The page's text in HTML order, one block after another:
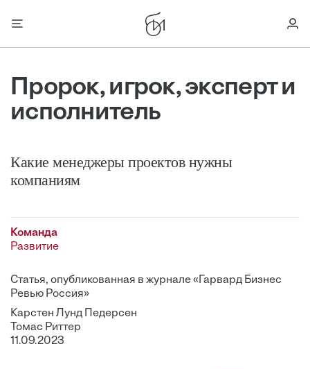
Пророк, игрок, эксперт и
исполнитель
Какие менеджеры проектов нужны
компаниям
Команда
Развитие
Статья, опубликованная в журнале «Гарвард Бизнес
Ревью Россия»
Карстен Лунд Педерсен
Томас Риттер
11.09.2023